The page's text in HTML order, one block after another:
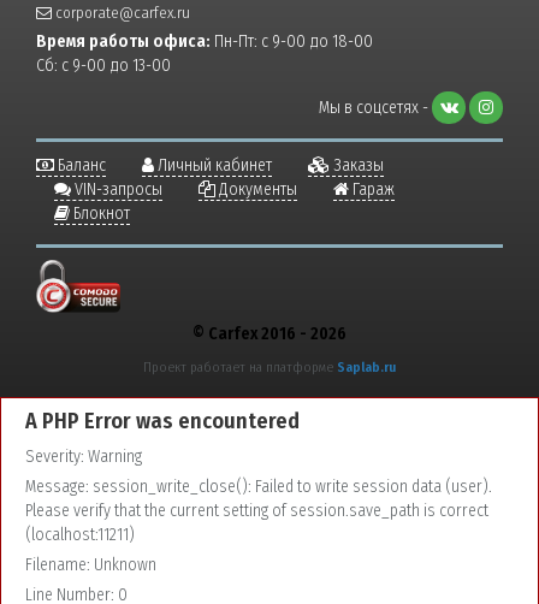
corporate@carfex.ru
Время работы офиса: Пн-Пт: с 9-00 до 18-00
Сб: с 9-00 до 13-00
Мы в соцсетях -
Баланс Личный кабинет
Заказы
VIN-запросы
Документы
Гараж
Блокнот
© Carfex 2016 - 2026
Проект работает на платформе Saplab.ru
A PHP Error was encountered
Severity: Warning
Message: session_write_close(): Failed to write session data (user).
Please verify that the current setting of session.save_path is correct
(localhost:11211)
Filename: Unknown
Line Number: 0